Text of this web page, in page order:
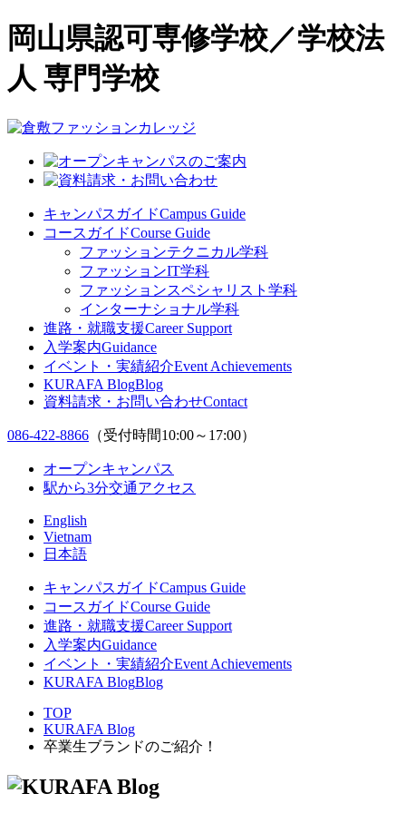
岡山県認可専修学校／学校法
人 専門学校
キャンパスガイドCampus Guide
コースガイドCourse Guide
ファッションテクニカル学科
ファッションIT学科
ファッションスペシャリスト学科
インターナショナル学科
進路・就職支援Career Support
入学案内Guidance
イベント・実績紹介Event Achievements
KURAFA BlogBlog
資料請求・お問い合わせContact
086-422-8866 （受付時間10:00～17:00）
オープンキャンパス
駅から3分交通アクセス
English
Vietnam
日本語
キャンパスガイドCampus Guide
コースガイドCourse Guide
進路・就職支援Career Support
入学案内Guidance
イベント・実績紹介Event Achievements
KURAFA BlogBlog
TOP
KURAFA Blog
卒業生ブランドのご紹介！